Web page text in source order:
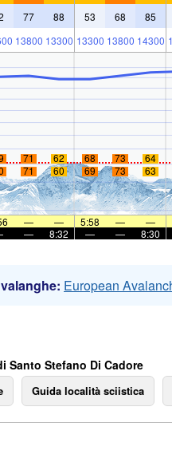
77 88 53 68 85
13800 13300 13300 13800 14300
71 62 68 73 64
71 60 69 73 63
— — 5:58 — —
— 8:32 — — 8:30
European
Santo Stefano Di Cadore
Guida località sciistica